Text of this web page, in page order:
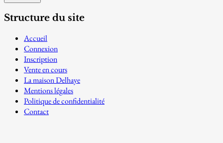
Structure du site
Accueil
Connexion
Inscription
Vente en cours
La maison Delhaye
Mentions légales
Politique de confidentialité
Contact